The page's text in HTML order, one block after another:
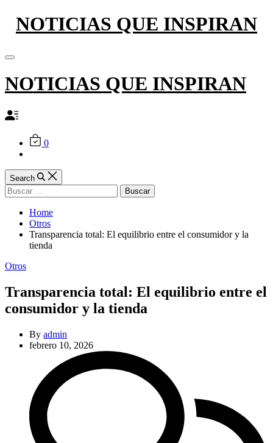
SkipNOTICIAS QUE INSPIRAN
Off
NOTICIAS QUE INSPIRAN
0
Search
Buscar:
Home
Otros
Transparencia total: El equilibrio entre el consumidor y la
tienda
Categories
Otros
Transparencia total: El equilibrio entre el
consumidor y la tienda
By admin
febrero 10, 2026